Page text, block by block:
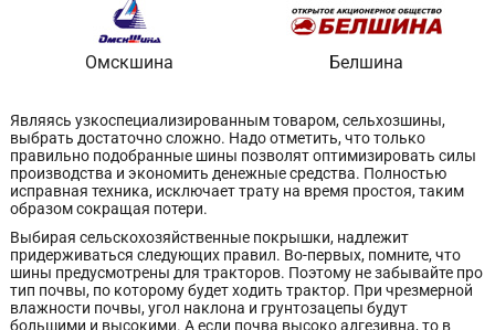
Омскшина Белшина
Являясь узкоспециализированным товаром, сельхозшины,
выбрать достаточно сложно. Надо отметить, что только
правильно подобранные шины позволят оптимизировать силы
производства и экономить денежные средства. Полностью
исправная техника, исключает трату на время простоя, таким
образом сокращая потери.
Выбирая сельскохозяйственные покрышки, надлежит
придерживаться следующих правил. Во-первых, помните, что
шины предусмотрены для тракторов. Поэтому не забывайте про
тип почвы, по которому будет ходить трактор. При чрезмерной
влажности почвы, угол наклона и грунтозацепы будут
большими и высокими. А если почва высоко адгезивна, то в